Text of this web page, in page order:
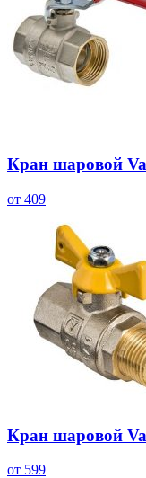
Кран шаровой
от 409
Кран шаровой
от 599